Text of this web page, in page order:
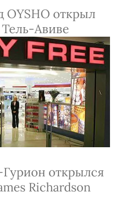
OYSHO открыл
Авиве
открылся
Richardson